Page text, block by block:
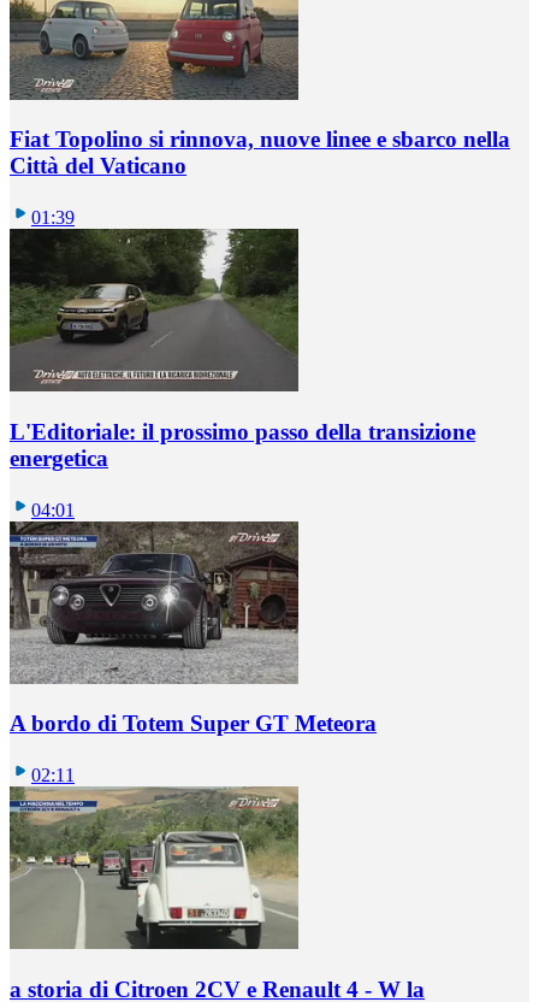
Fiat Topolino si rinnova, nuove linee e sbarco nella
Città del Vaticano
01:39
L'Editoriale: il prossimo passo della transizione
energetica
04:01
A bordo di Totem Super GT Meteora
02:11
a storia di Citroen 2CV e Renault 4 - W la